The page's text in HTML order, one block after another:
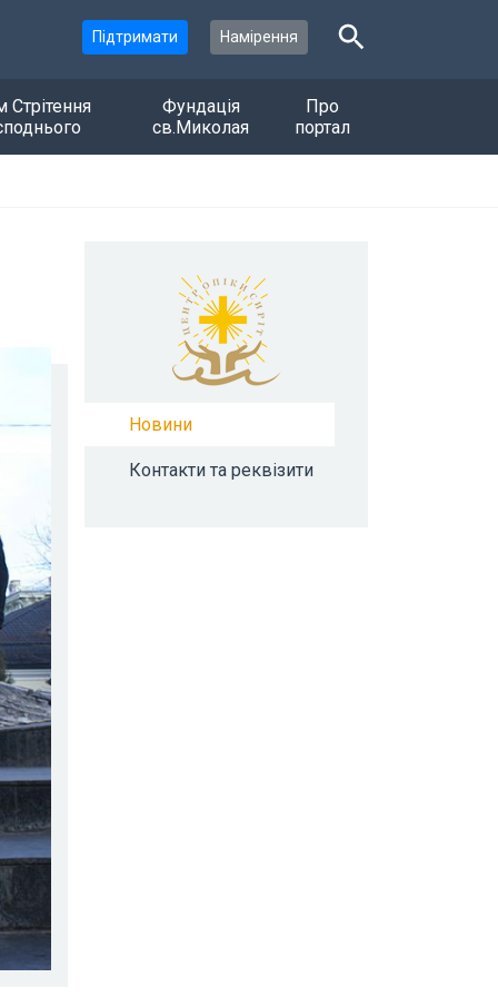
Підтримати Намірення
Стрітення
Фундація
св.Миколая
Про
портал
Новини
Контакти та реквізити